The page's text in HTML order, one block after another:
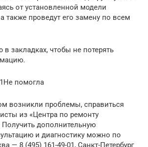
от установленной модели
также проведут его замену по всем
в закладках, чтобы не потерять
помогла
возникли проблемы, справиться
из «Центра по ремонту
дополнительную
и диагностику можно по
— 8 (495) 161-49-01, Санкт-Петербург